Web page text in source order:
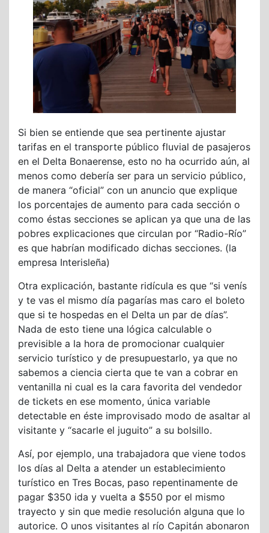
Si bien se entiende que sea pertinente ajustar
tarifas en el transporte público fluvial de pasajeros
en el Delta Bonaerense, esto no ha ocurrido aún, al
menos como debería ser para un servicio público,
de manera “oficial” con un anuncio que explique
los porcentajes de aumento para cada sección o
como éstas secciones se aplican ya que una de las
pobres explicaciones que circulan por “Radio-Río”
es que habrían modificado dichas secciones. (la
empresa Interisleña)
Otra explicación, bastante ridícula es que “si venís
y te vas el mismo día pagarías mas caro el boleto
que si te hospedas en el Delta un par de días”.
Nada de esto tiene una lógica calculable o
previsible a la hora de promocionar cualquier
servicio turístico y de presupuestarlo, ya que no
sabemos a ciencia cierta que te van a cobrar en
ventanilla ni cual es la cara favorita del vendedor
de tickets en ese momento, única variable
detectable en éste improvisado modo de asaltar al
visitante y “sacarle el juguito” a su bolsillo.
Así, por ejemplo, una trabajadora que viene todos
los días al Delta a atender un establecimiento
turístico en Tres Bocas, paso repentinamente de
pagar $350 ida y vuelta a $550 por el mismo
trayecto y sin que medie resolución alguna que lo
autorice. O unos visitantes al río Capitán abonaron